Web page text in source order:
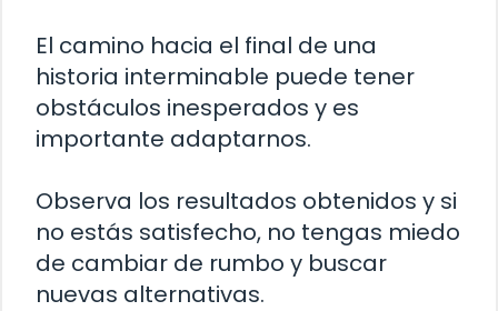
El camino hacia el final de una
historia interminable puede tener
obstáculos inesperados y es
importante adaptarnos.
Observa los resultados obtenidos y si
no estás satisfecho, no tengas miedo
de cambiar de rumbo y buscar
nuevas alternativas.